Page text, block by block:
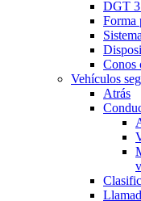
DGT
Forma
Conos
Vehículos
Atrás